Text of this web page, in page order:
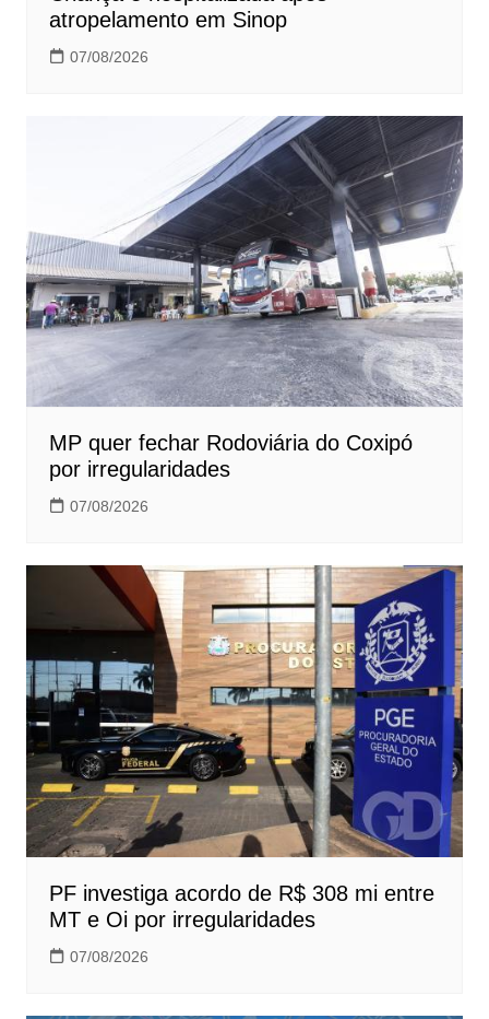
atropelamento em Sinop
07/08/2026
MP quer fechar Rodoviária do Coxipó
por irregularidades
07/08/2026
PF investiga acordo de R$ 308 mi entre
MT e Oi por irregularidades
07/08/2026